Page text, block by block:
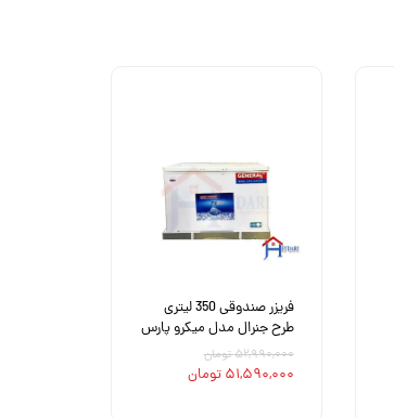
فریزر صندوقی 350 لیتری
طرح جنرال مدل میکرو پارس
۵۲,۹۹۰,۰۰۰ تومان
۵۱,۵۹۰,۰۰۰ تومان